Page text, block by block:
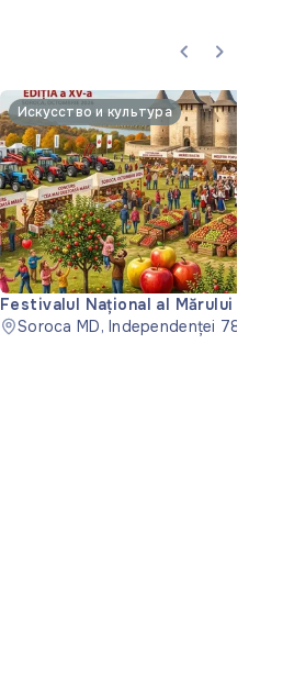
Искусство и культура
Festivalul Național al Mărului
Фестиваль яблока в Сороках
Soroca MD, Independenței 78,